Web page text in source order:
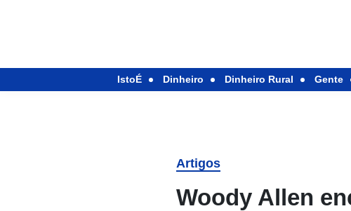
IstoÉ Dinheiro Dinheiro Rural Gente
Artigos
Woody Allen